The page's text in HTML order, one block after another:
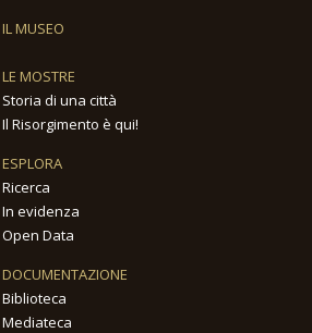
IL MUSEO
LE MOSTRE
Storia di una città
Il Risorgimento è qui!
ESPLORA
Ricerca
In evidenza
Open Data
DOCUMENTAZIONE
Biblioteca
Mediateca